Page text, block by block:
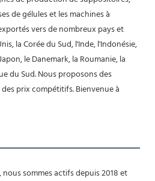
de gélules et les machines à
vers de nombreux pays et
la Corée du Sud, l'Inde, l'Indonésie,
le Danemark, la Roumanie, la
du Sud. Nous proposons des
prix compétitifs. Bienvenue à